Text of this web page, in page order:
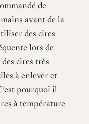
de
avant de la
des cires
lors de
cires très
à enlever et
pourquoi il
à température